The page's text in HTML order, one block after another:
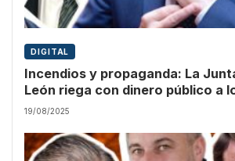
DIGITAL
Incendios y propaganda: La
León riega con dinero público a
culpan a Sánchez
19/08/2025